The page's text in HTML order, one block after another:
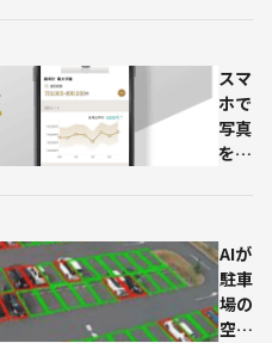
事例
から
考え
る
間」
は誰
か？
スマ
ホで
写真
を撮
時計
ブラ
ンド
を査
AIが
駐車
場の
空き